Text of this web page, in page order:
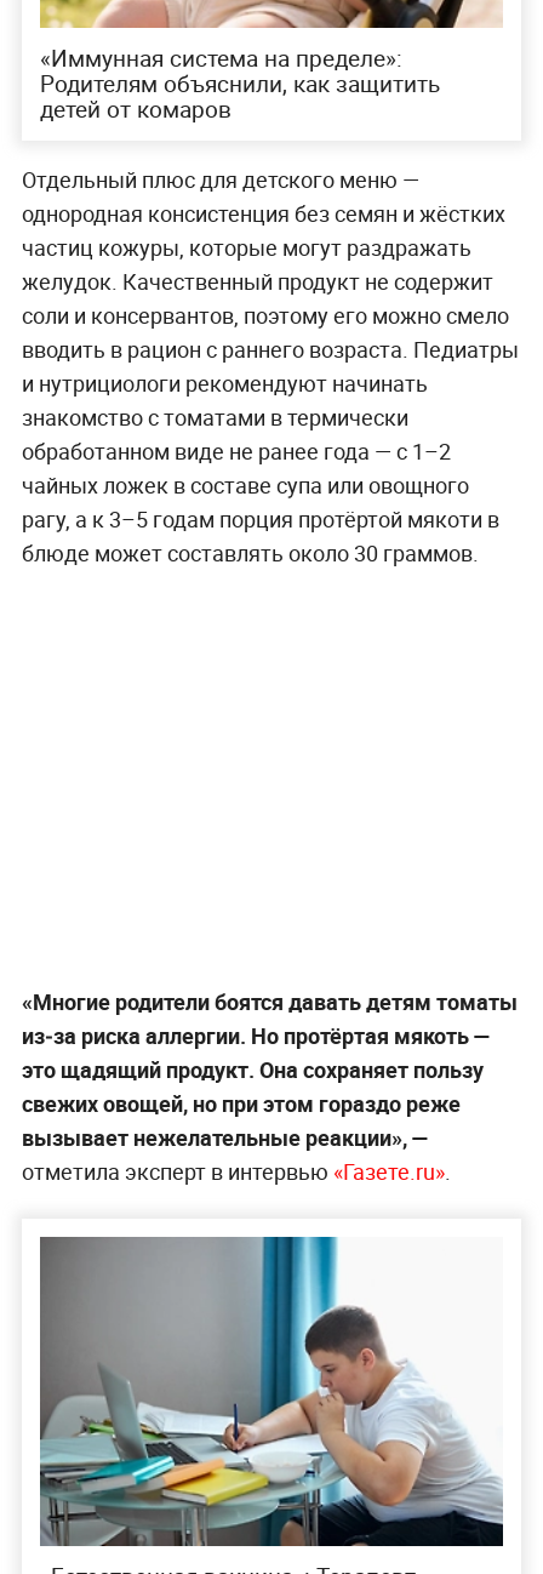
«Иммунная система на пределе»:
Родителям объяснили, как защитить
детей от комаров
Отдельный плюс для детского меню —
однородная консистенция без семян и жёстких
частиц кожуры, которые могут раздражать
желудок. Качественный продукт не содержит
соли и консервантов, поэтому его можно смело
вводить в рацион с раннего возраста. Педиатры
и нутрициологи рекомендуют начинать
знакомство с томатами в термически
обработанном виде не ранее года — с 1–2
чайных ложек в составе супа или овощного
рагу, а к 3–5 годам порция протёртой мякоти в
блюде может составлять около 30 граммов.
«Многие родители боятся давать детям томаты
из‑за риска аллергии. Но протёртая мякоть —
это щадящий продукт. Она сохраняет пользу
свежих овощей, но при этом гораздо реже
вызывает нежелательные реакции», —
отметила эксперт в интервью «Газете.ru».